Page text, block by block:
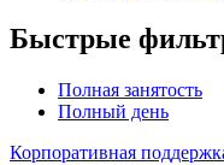
Быстрые
Полная занятость
Полный день
Корпоративная